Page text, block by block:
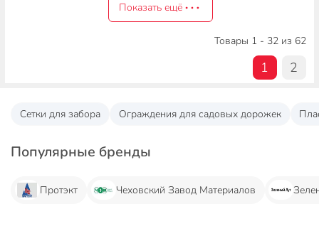
Показать ещё
Товары 1 - 32 из 62
1 2
Сетки для забора Ограждения для садовых дорожек
Популярные бренды
Протэкт Чеховский Завод Материалов